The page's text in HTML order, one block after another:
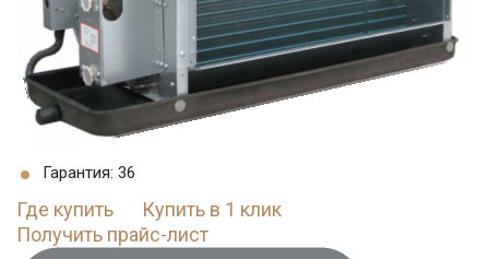
Гарантия: 36
Где купить
Купить в 1 клик
Получить прайс-лист